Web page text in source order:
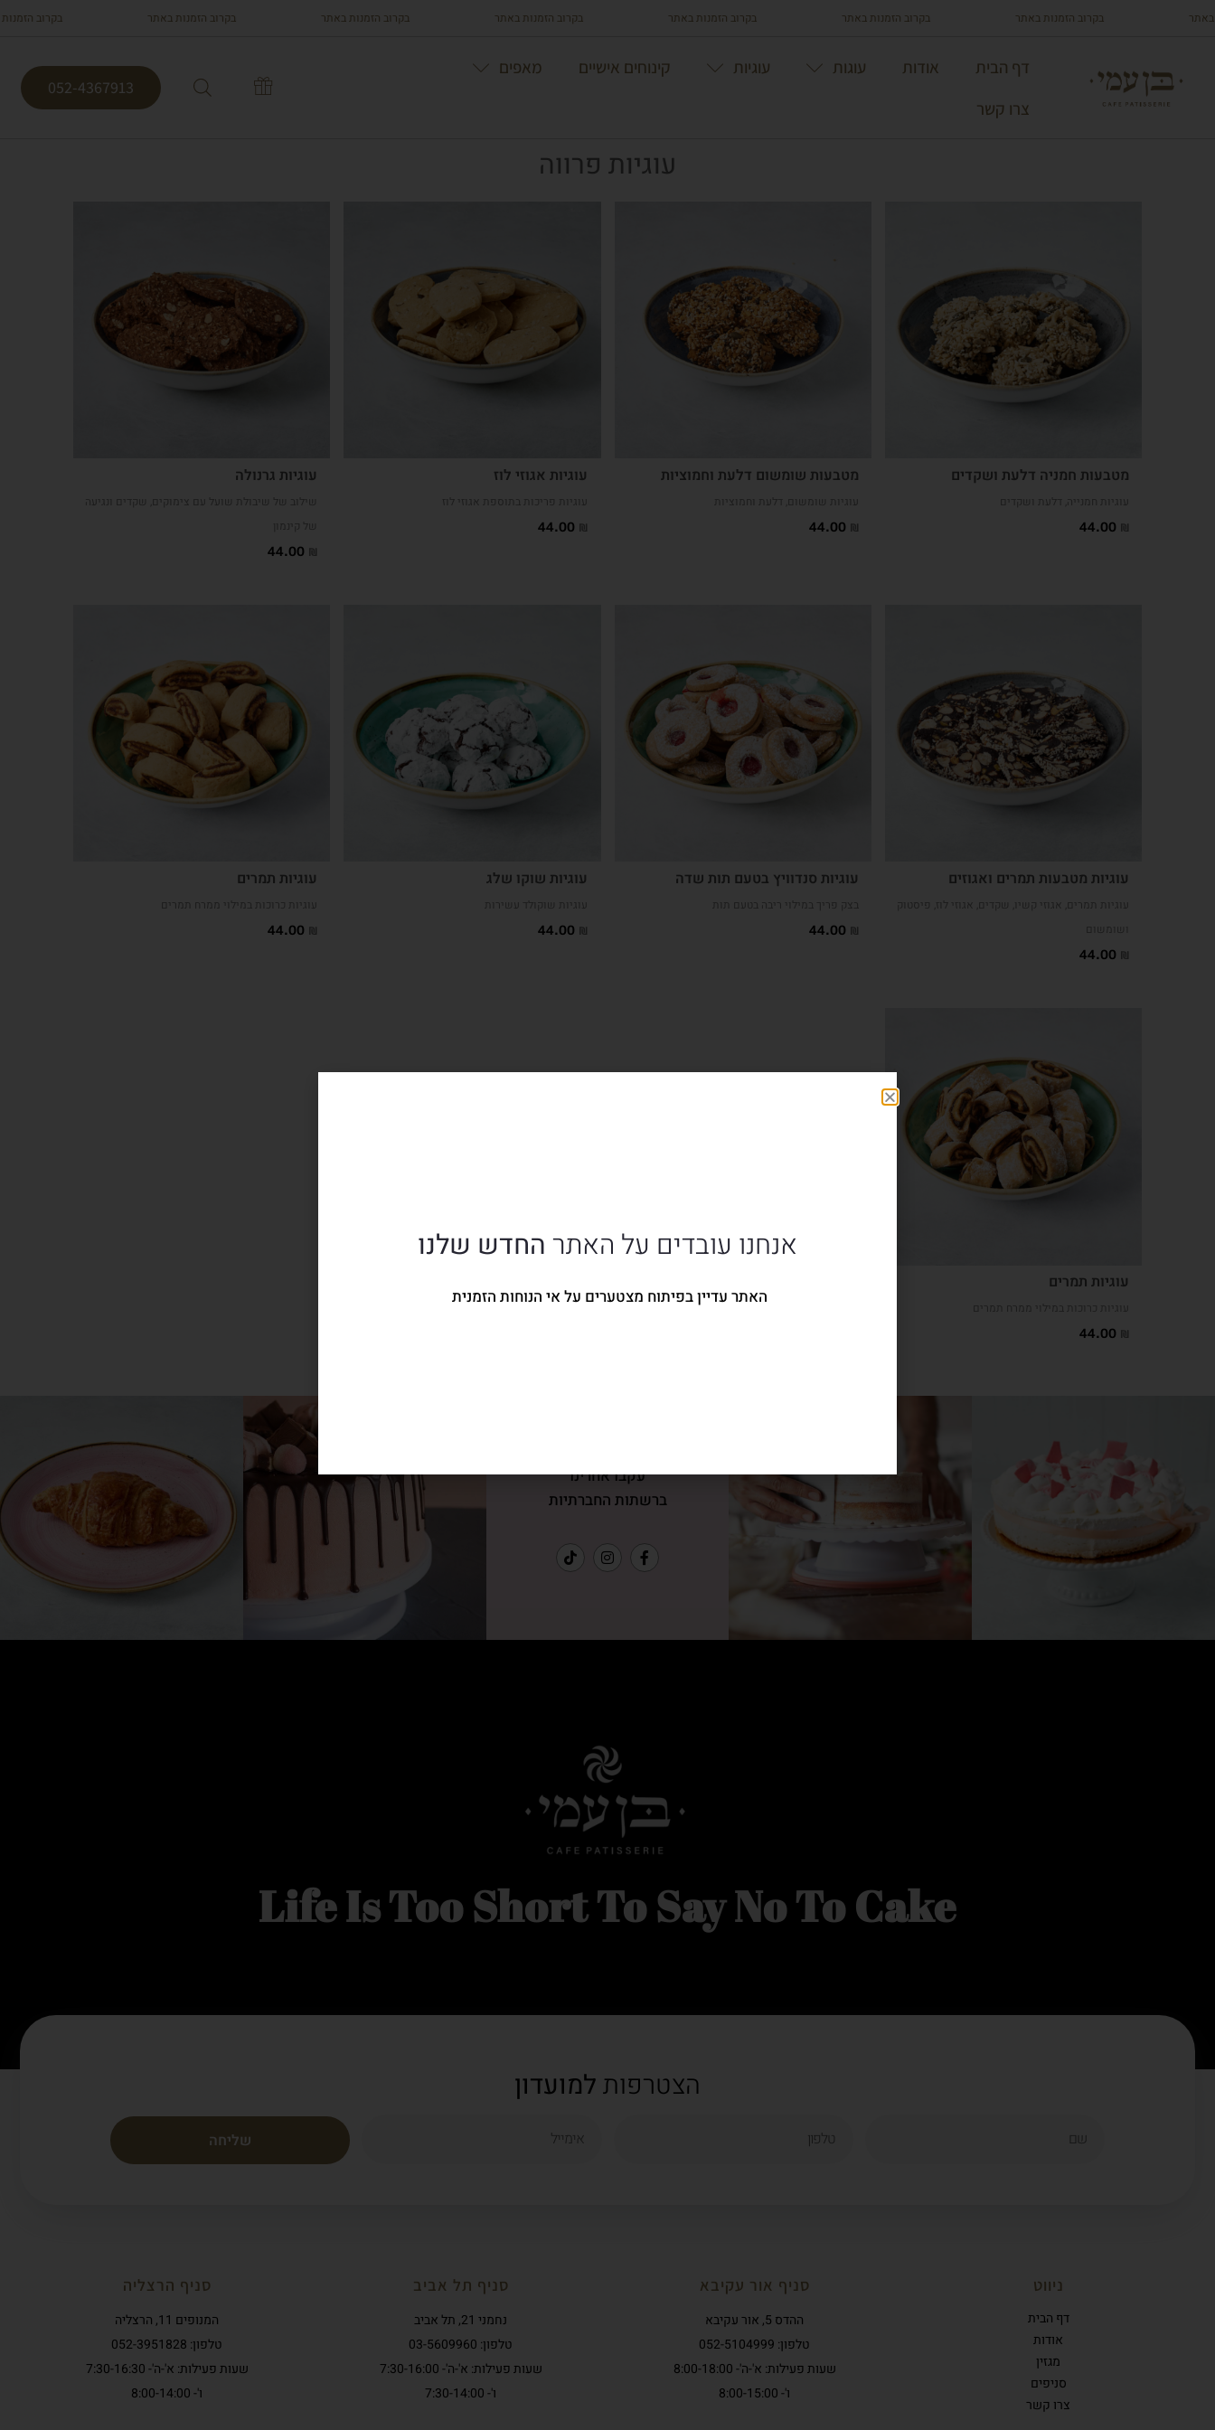
בקרוב הזמנות באתר בקרוב הזמנות באתר בקרוב הזמנות באתר בקרוב הזמנות באתר בקרוב הזמנות באתר בקרוב הזמנות באתר בקרוב הזמנות
דף הבית אודות עוגות עוגיות קינוחים אישיים
מאפים
צרו קשר
052-4367913
עוגיות פרווה
מטבעות חמניה דלעת ושקדים
44.00 ₪
עוגיות חמנייה, דלעת ושקדים
מטבעות שומשום דלעת וחמוציות
44.00 ₪
עוגיות שומשום, דלעת וחמוציות
עוגיות אגוזי לוז
44.00 ₪
עוגיות פריכות בתוספת אגוזי לוז
עוגיות גרנולה
44.00 ₪
שילוב של שיבולת שועל עם צימוקים, שקדים ונגיעה
של קינמון
עוגיות מטבעות תמרים ואגוזים
44.00 ₪
עוגיות תמרים, אגוזי קשיו, שקדים, אגוזי לוז, פיסטוק
עוגיות סנדוויץ בטעם תות שדה
44.00 ₪
בצק פריך במילוי ריבה בטעם תות
עוגיות שוקו שלג
44.00 ₪
עוגיות שוקולד עשירות
עוגיות תמרים
44.00 ₪
עוגיות כרוכות במילוי ממרח תמרים
עוגיות תמרים
44.00 ₪
עקבו אחרינו
ברשתות החברתיות
Life Is Too Short To Say No To Cake
הצטרפותלמועדון
שליחה
ניווט
דף הבית
אודות
מגזין
סניפים
צרו קשר
סניף אור עקיבא
ההדס 5, אור עקיבא
טלפון: 052-5104999
שעות פעילות: א'-ה'- 8:00-18:00
ו'- 8:00-15:00
סניף תל אביב
נחמני 21, תל אביב
טלפון: 03-5609960
שעות פעילות: א'-ה'- 7:30-16:00
ו'- 7:30-14:00
סניף הרצליה
המנופים 11, הרצליה
טלפון: 052-3951828
שעות פעילות: א'-ה'- 7:30-16:30
ו'- 8:00-14:00
אנחנו עובדים על האתר החדש שלנו
האתר עדיין בפיתוח מצטערים על אי הנוחות הזמנית